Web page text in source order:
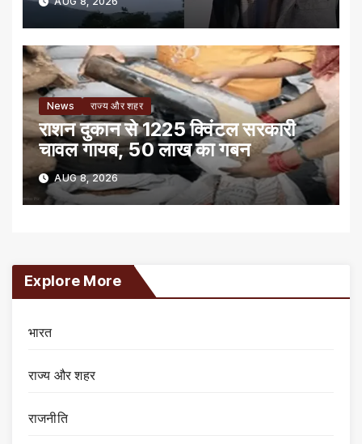
News राज्य और शहर
राशन दुकान से 1225 क्विंटल सरकारी
चावल गायब, 50 लाख का गबन
AUG 8, 2026
Explore More
भारत
राज्य और शहर
राजनीति